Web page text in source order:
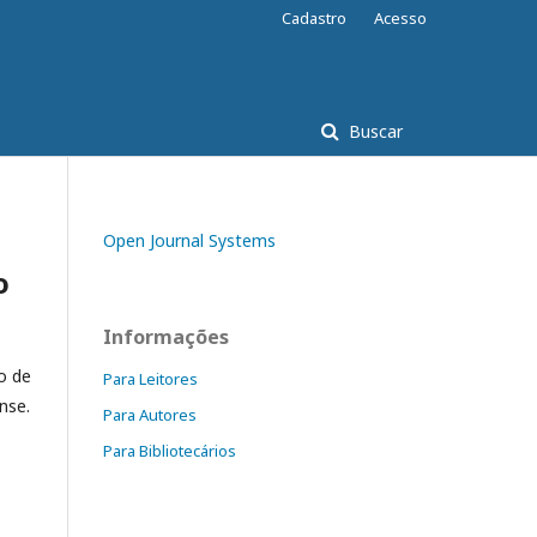
Buscar
Cadastro Acesso
de
Open Journal Systems
Informações
Para Leitores
Para Autores
Para Bibliotecários